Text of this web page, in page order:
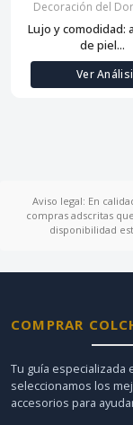
Decoración del
Lujo y comodidad:
de piel...
Ver
Aviso legal: En
compras adscritas
disponibilidad
COMPRAR
Tu guía especializada
seleccionamos los
accesorios para